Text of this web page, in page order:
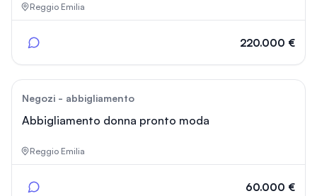
Reggio Emilia
220.000 €
Negozi - abbigliamento
Abbigliamento donna pronto moda
Reggio Emilia
60.000 €